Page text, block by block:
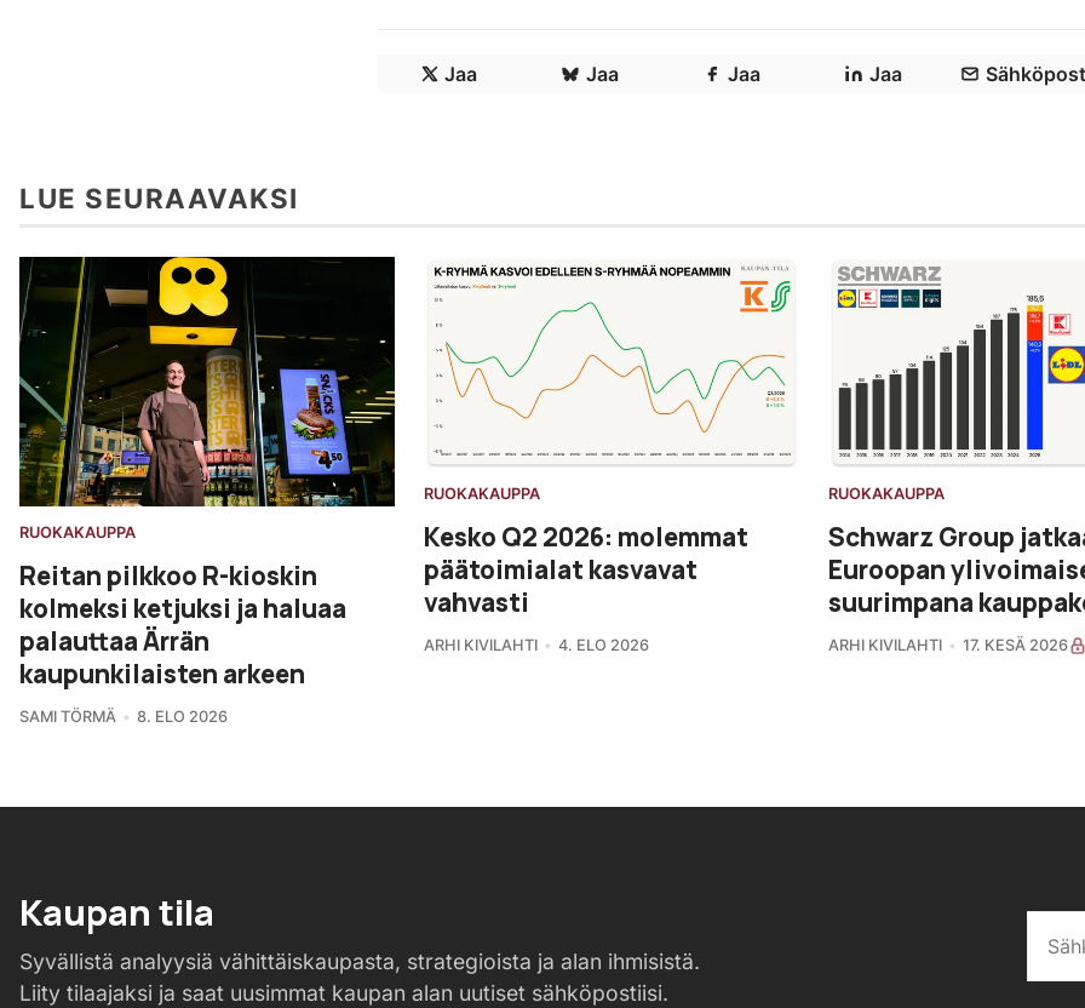
Jaa Jaa Jaa Jaa
LUE SEURAAVAKSI
RUOKAKAUPPA
Reitan pilkkoo R-kioskin
kolmeksi ketjuksi ja haluaa
palauttaa Ärrän
kaupunkilaisten arkeen
SAMI TÖRMÄ 8. ELO 2026
RUOKAKAUPPA
Kesko Q2 2026: molemmat
päätoimialat kasvavat
vahvasti
ARHI KIVILAHTI 4. ELO 2026
RUOKAKAUPPA
Schwarz Group
Euroopan
suurimpana
ARHI KIVILAHTI 17. KESÄ 2026
Kaupan tila
Syvällistä analyysiä vähittäiskaupasta, strategioista ja alan ihmisistä.
Liity tilaajaksi ja saat uusimmat kaupan alan uutiset sähköpostiisi.